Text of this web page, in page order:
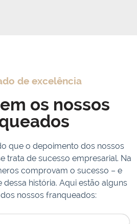
de excelência
os nossos
que o depoimento dos nossos
trata de sucesso empresarial. Na
comprovam o sucesso – e
história. Aqui estão alguns
nossos franqueados: